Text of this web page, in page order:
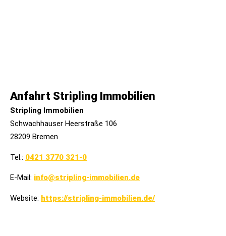
Anfahrt Stripling Immobilien
Stripling Immobilien
Schwachhauser Heerstraße 106
28209 Bremen
Tel.: 0421 3770 321-0
E-Mail: info@stripling-immobilien.de
Website: https://stripling-immobilien.de/